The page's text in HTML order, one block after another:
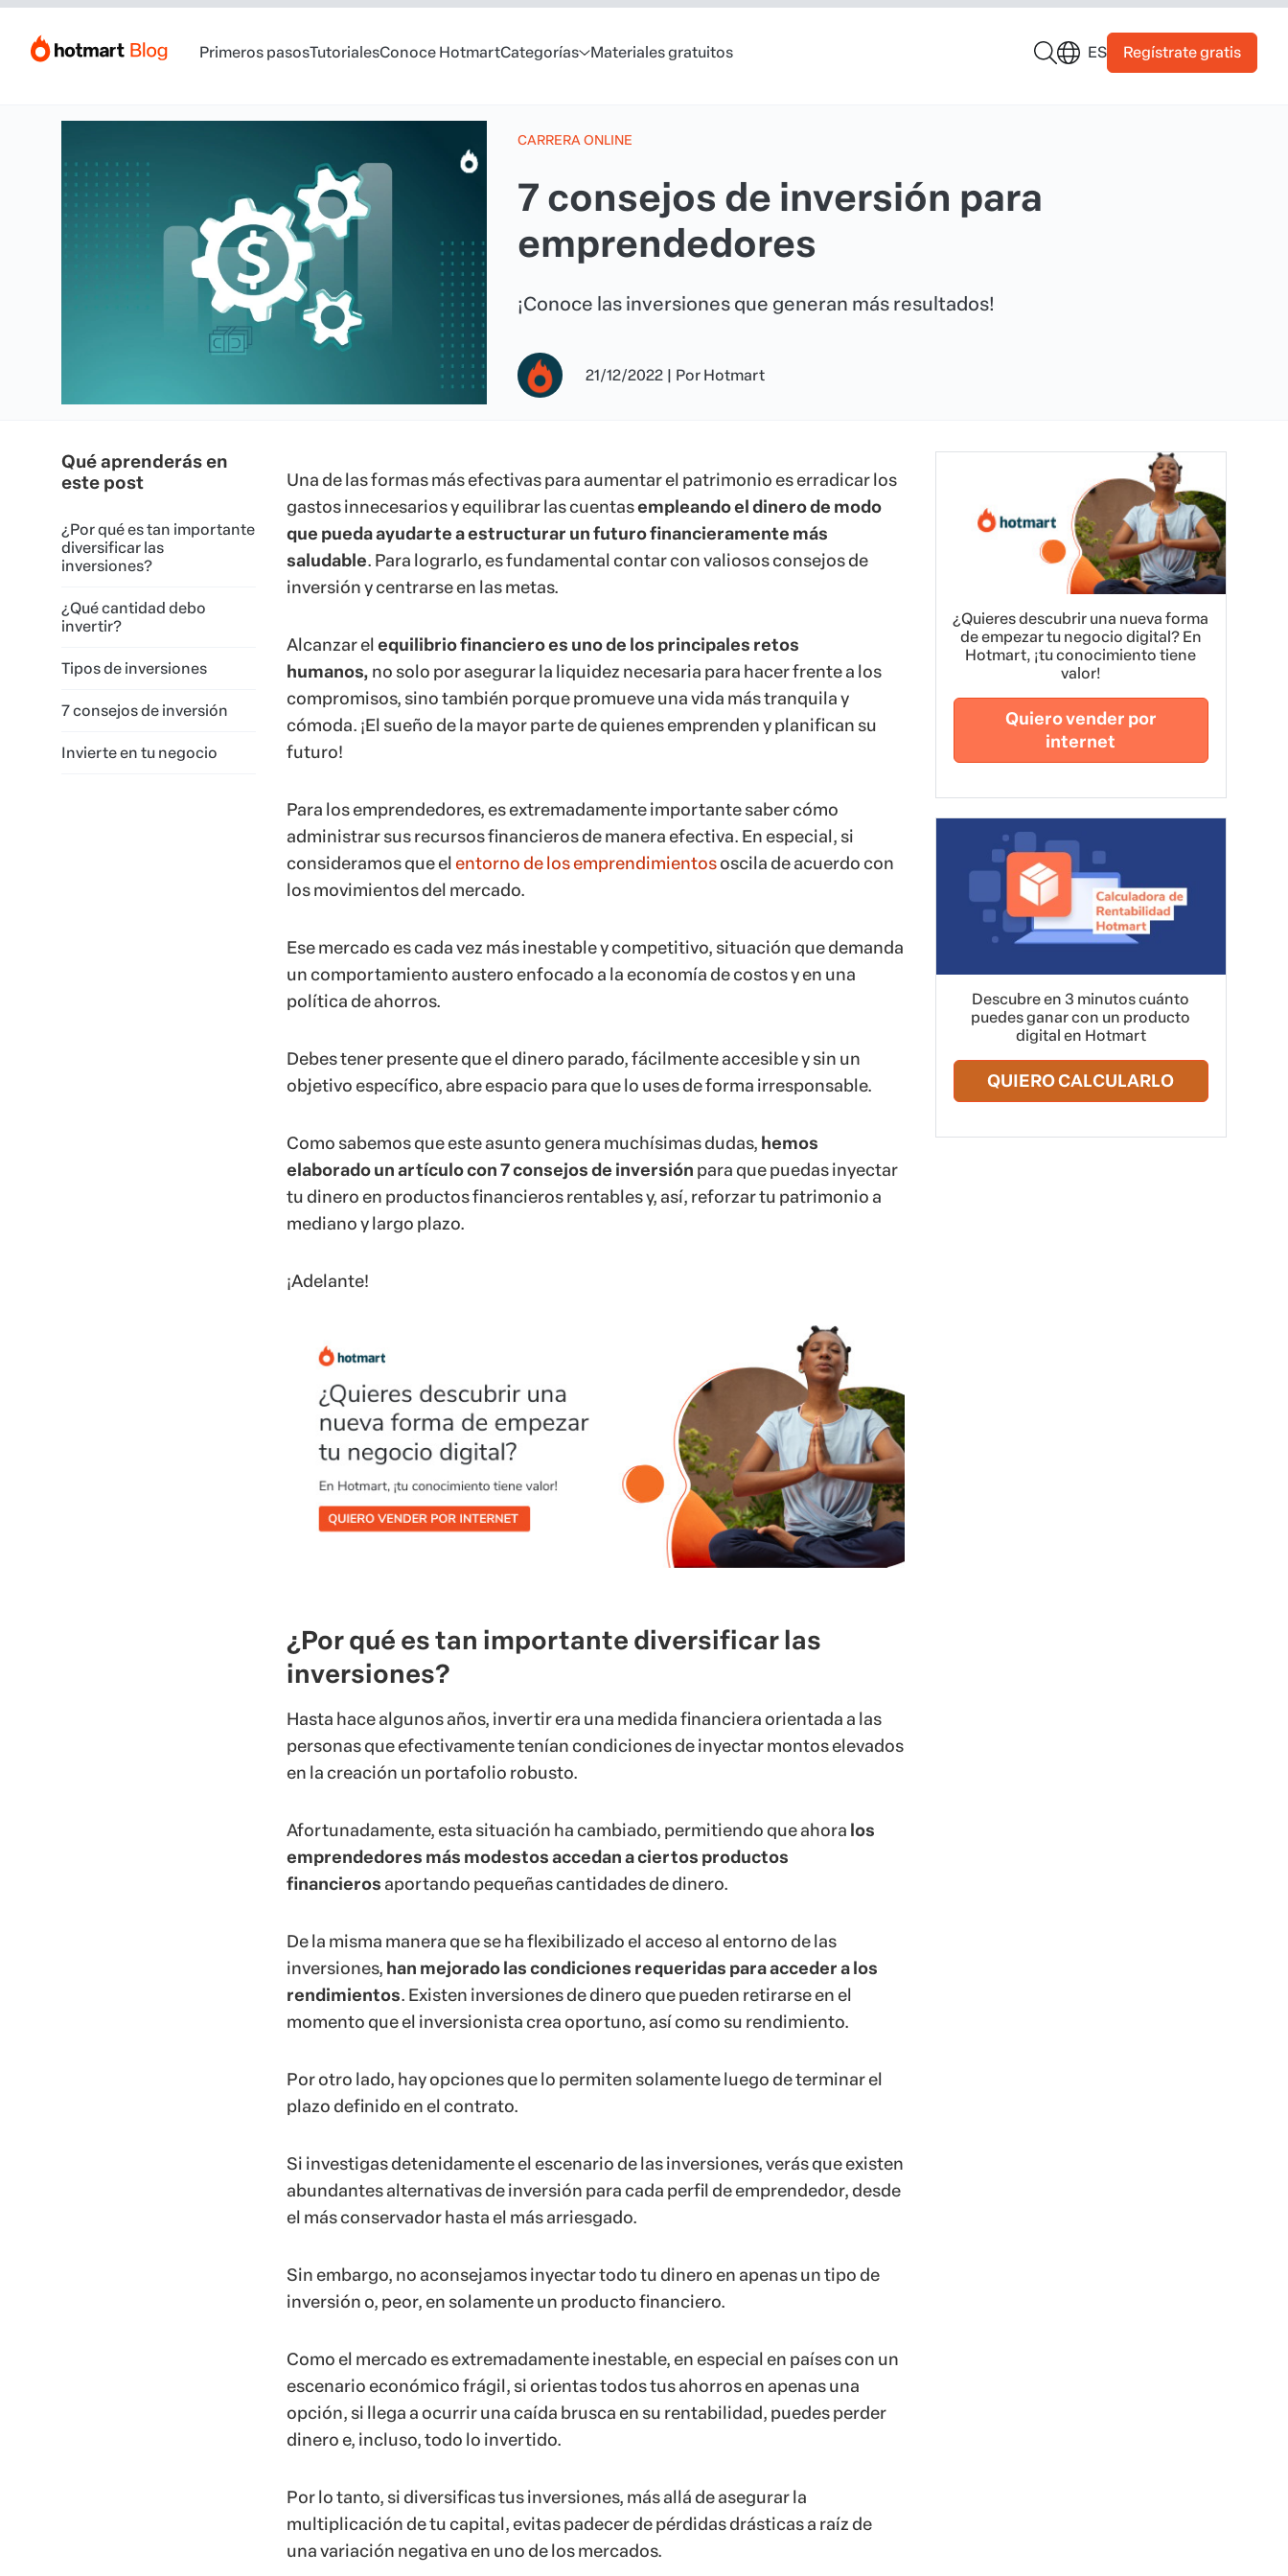
Primeros pasosTutorialesConoce HotmartCategorías Materiales gratuitos ES Regístrate gratis
CARRERA ONLINE
7 consejos de inversión para
emprendedores
¡Conoce las inversiones que generan más resultados!
21/12/2022 | Por Hotmart
Qué aprenderás en
este post
¿Por qué es tan importante
diversificar las
inversiones?
¿Qué cantidad debo
invertir?
Tipos de inversiones
7 consejos de inversión
Invierte en tu negocio
Una de las formas más efectivas para aumentar el patrimonio es erradicar los
gastos innecesarios y equilibrar las cuentasempleando el dinero de modo
que pueda ayudarte a estructurar un futuro financieramente más
saludable. Para lograrlo, es fundamental contar con valiosos consejos de
inversión y centrarse en las metas.
Alcanzar el equilibrio financiero es uno de los principales retos
humanos, no solo por asegurar la liquidez necesaria para hacer frente a los
compromisos, sino también porque promueve una vida más tranquila y
cómoda. ¡El sueño de la mayor parte de quienes emprenden y planifican su
futuro!
Para los emprendedores, es extremadamente importante saber cómo
administrar sus recursos financieros de manera efectiva. En especial, si
consideramos que el entorno de los emprendimientososcila de acuerdo con
los movimientos del mercado.
Ese mercado es cada vez más inestable y competitivo, situación que demanda
un comportamiento austero enfocado a la economía de costos y en una
política de ahorros.
Debes tener presente que el dinero parado, fácilmente accesible y sin un
objetivo específico, abre espacio para que lo uses de forma irresponsable.
Como sabemos que este asunto genera muchísimas dudas, hemos
elaborado un artículo con 7 consejos de inversión para que puedas inyectar
tu dinero en productos financieros rentables y, así, reforzar tu patrimonio a
mediano y largo plazo.
¡Adelante!
¿Por qué es tan importante diversificar las
inversiones?
Hasta hace algunos años, invertir era una medida financiera orientada a las
personas que efectivamente tenían condiciones de inyectar montos elevados
en la creación un portafolio robusto.
Afortunadamente, esta situación ha cambiado, permitiendo que ahora los
emprendedores más modestos accedan a ciertos productos
financierosaportando pequeñas cantidades de dinero.
De la misma manera que se ha flexibilizado el acceso al entorno de las
inversiones, han mejorado las condiciones requeridas para acceder a los
rendimientos. Existen inversiones de dinero que pueden retirarse en el
momento que el inversionista crea oportuno, así como su rendimiento.
Por otro lado, hay opciones que lo permiten solamente luego de terminar el
plazo definido en el contrato.
Si investigas detenidamente el escenario de las inversiones, verás que existen
abundantes alternativas de inversión para cada perfil de emprendedor, desde
el más conservador hasta el más arriesgado.
Sin embargo, no aconsejamos inyectar todo tu dinero en apenas un tipo de
inversión o, peor, en solamente un producto financiero.
Como el mercado es extremadamente inestable, en especial en países con un
escenario económico frágil, si orientas todos tus ahorros en apenas una
opción, si llega a ocurrir una caída brusca en su rentabilidad, puedes perder
dinero e, incluso, todo lo invertido.
Por lo tanto, si diversificas tus inversiones, más allá de asegurar la
multiplicación de tu capital, evitas padecer de pérdidas drásticas a raíz de
una variación negativa en uno de los mercados.
¿Quieres descubrir una nueva forma
de empezar tu negocio digital? En
Hotmart, ¡tu conocimiento tiene
valor!
Quiero vender por
internet
Descubre en 3 minutos cuánto
puedes ganar con un producto
digital en Hotmart
QUIERO CALCULARLO